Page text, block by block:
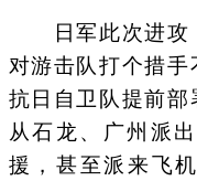
日军此次进攻
对游击队打个措
抗日自卫队提前
从石龙、广州派
援，甚至派来飞